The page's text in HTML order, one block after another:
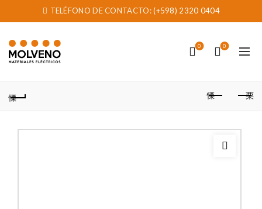
TELÉFONO DE CONTACTO:(+598) 2320 0404
0 0